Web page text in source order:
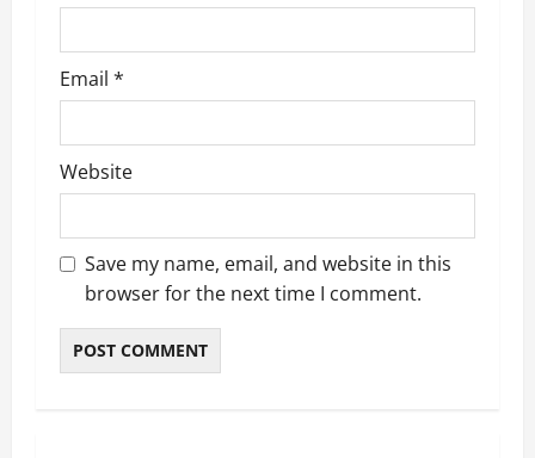
Email *
Website
Save my name, email, and website in this
browser for the next time I comment.